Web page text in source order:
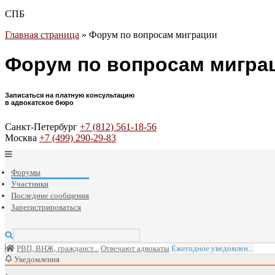
СПБ
Главная страница » Форум по вопросам миграции
Форум по вопросам
Записаться на платную консультацию
в адвокатское бюро
Санкт-Петербург +7 (812) 561-18-56
Москва +7 (499) 290-29-83
Форумы
Участники
Последние сообщения
Зарегистрироваться
РВП, ВНЖ, гражданст... Отвечают адвокаты Ежегодное уведомлен...
Уведомления